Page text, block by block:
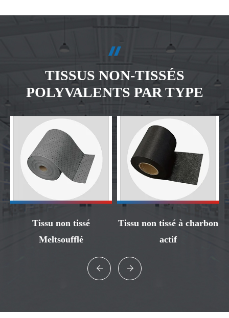
TISSUS NON-TISSÉS
POLYVALENTS PAR TYPE
Tissu non tissé
Meltsoufflé
Tissu non tissé à charbon
actif